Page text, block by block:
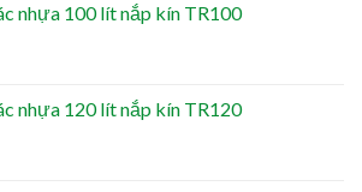
nhựa 100 lít nắp kín TR100
nhựa 120 lít nắp kín TR120